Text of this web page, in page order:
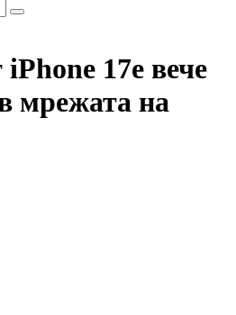
17e вече
мрежата на